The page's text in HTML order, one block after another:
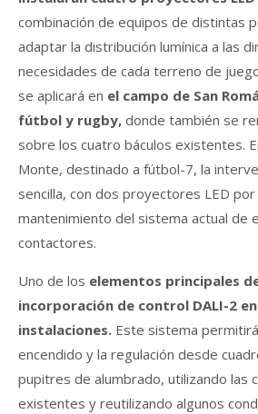
combinación de equipos de distintas
adaptar la distribución lumínica a las
necesidades de cada terreno de
se aplicará en el campo de San
fútbol y rugby, donde también se
sobre los cuatro báculos existentes.
Monte, destinado a fútbol-7, la
sencilla, con dos proyectores LED
mantenimiento del sistema actual de
contactores.
Uno de los elementos principales
incorporación de control DALI-2
instalaciones. Este sistema
encendido y la regulación desde
pupitres de alumbrado, utilizando las
existentes y reutilizando algunos